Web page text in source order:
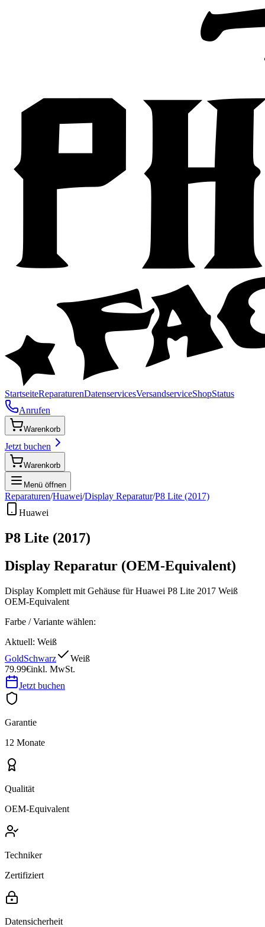
StartseiteReparaturenDatenservicesVersandserviceShopStatus
Anrufen
Warenkorb
Jetzt buchen
Warenkorb
Menü öffnen
Reparaturen/Huawei/Display Reparatur/P8 Lite (2017)
Huawei
P8 Lite (2017)
Display Reparatur (OEM-Equivalent)
Display Komplett mit Gehäuse für Huawei P8 Lite 2017 Weiß
OEM-Equivalent
Farbe / Variante wählen:
Aktuell: Weiß
GoldSchwarz
Weiß
79.99€inkl. MwSt.
Jetzt buchen
Garantie
12 Monate
Qualität
OEM-Equivalent
Techniker
Zertifiziert
Datensicherheit